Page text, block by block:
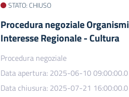
STATO: CHIUSO
Procedura negoziale Organismi
Interesse Regionale - Cultura
Procedura negoziale
Data apertura: 2025-06-10 09:00:00.0
Data chiusura: 2025-07-21 16:00:00.0